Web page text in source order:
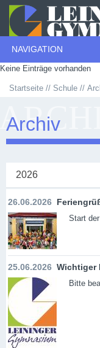
NAVIGATION
Keine Einträge vorhanden
Startseite Schule
Archiv
2026
26.06.2026
Start
25.06.2026 Wichtiger
Bitte